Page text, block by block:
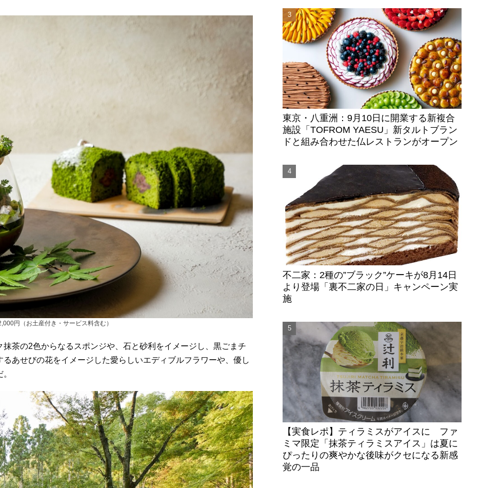
円（お土産付き・サービス料含む）
茶の2色からなるスポンジや、石と砂利をイメージし、黒ごまチ
あせびの花をイメージした愛らしいエディブルフラワーや、優し
東京・八重洲：9月10日に開業する新複合
施設「TOFROM YAESU」新タルトブラン
ドと組み合わせた仏レストランがオープン
不二家：2種の”ブラック”ケーキが8月14日
より登場「裏不二家の日」キャンペーン実
施
【実食レポ】ティラミスがアイスに ファ
ミマ限定「抹茶ティラミスアイス」は夏に
ぴったりの爽やかな後味がクセになる新感
覚の一品